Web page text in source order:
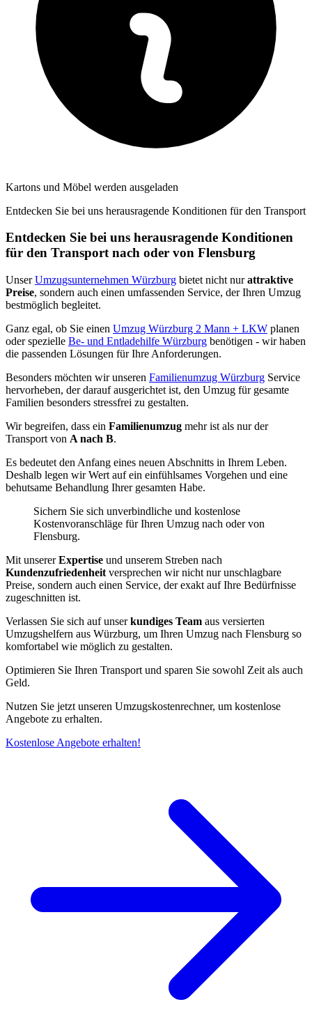
Kartons und Möbel werden ausgeladen
Entdecken Sie bei uns herausragende Konditionen für den Transport
Entdecken Sie bei uns herausragende Konditionen
für den Transport nach oder von Flensburg
UnserUmzugsunternehmen Würzburg bietet nicht nurattraktive
Preise, sondern auch einen umfassenden Service, der Ihren Umzug
bestmöglich begleitet.
Ganz egal, ob Sie einen Umzug Würzburg 2 Mann + LKW planen
oder spezielle Be- und Entladehilfe Würzburg benötigen - wir haben
die passenden Lösungen für Ihre Anforderungen.
Besonders möchten wir unseren Familienumzug Würzburg Service
hervorheben, der darauf ausgerichtet ist, den Umzug für gesamte
Familien besonders stressfrei zu gestalten.
Wir begreifen, dass ein Familienumzug mehr ist als nur der
Transport von A nach B.
Es bedeutet den Anfang eines neuen Abschnitts in Ihrem Leben.
Deshalb legen wir Wert auf ein einfühlsames Vorgehen und eine
behutsame Behandlung Ihrer gesamten Habe.
Sichern Sie sich unverbindliche und kostenlose
Kostenvoranschläge für Ihren Umzug nach oder von
Flensburg.
Mit unsererExpertise und unserem Streben nach
Kundenzufriedenheit versprechen wir nicht nur unschlagbare
Preise, sondern auch einen Service, der exakt auf Ihre Bedürfnisse
zugeschnitten ist.
Verlassen Sie sich auf unserkundiges Team aus versierten
Umzugshelfern aus Würzburg, um Ihren Umzug nach Flensburg so
komfortabel wie möglich zu gestalten.
Optimieren Sie Ihren Transport und sparen Sie sowohl Zeit als auch
Geld.
Nutzen Sie jetzt unseren Umzugskostenrechner, um kostenlose
Angebote zu erhalten.
Kostenlose Angebote erhalten!